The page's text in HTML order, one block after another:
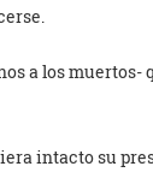
a los muertos-
intacto su